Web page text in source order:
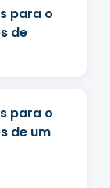
para o
de
para o
de um